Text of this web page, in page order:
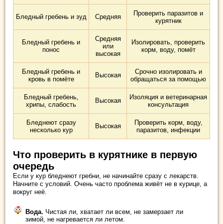
Бледный гребень и зуд Средняя
Проверить паразитов и
курятник
Бледный гребень и
понос
Средняя
или
высокая
Изолировать, проверить
корм, воду, помёт
Бледный гребень и
кровь в помёте
Высокая
Срочно изолировать и
обращаться за помощью
Бледный гребень,
хрипы, слабость
Высокая
Изоляция и ветеринарная
консультация
Бледнеют сразу
несколько кур
Высокая
Проверить корм, воду,
паразитов, инфекции
Что проверить в курятнике в первую
очередь
Если у кур бледнеют гребни, не начинайте сразу с лекарств.
Начните с условий. Очень часто проблема живёт не в курице, а
вокруг неё.
Вода. Чистая ли, хватает ли всем, не замерзает ли
зимой, не нагревается ли летом.